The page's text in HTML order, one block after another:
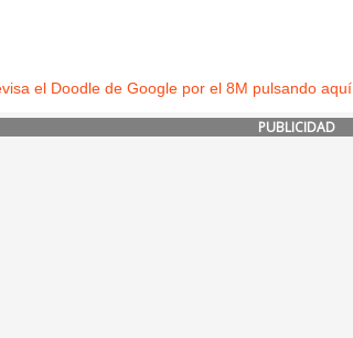
el Doodle de Google por el 8M pulsando aquí
PUBLICIDAD